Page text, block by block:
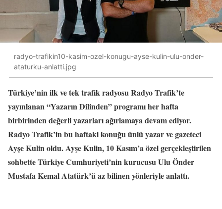
radyo-trafikin10-kasim-ozel-konugu-ayse-kulin-ulu-onder-
ataturku-anlatti.jpg
Türkiye’nin ilk ve tek trafik radyosu Radyo Trafik’te
yayınlanan “Yazarın Dilinden” programı her hafta
birbirinden değerli yazarları ağırlamaya devam ediyor.
Radyo Trafik’in bu haftaki konuğu ünlü yazar ve gazeteci
Ayşe Kulin oldu. Ayşe Kulin, 10 Kasım’a özel gerçekleştirilen
sohbette Türkiye Cumhuriyeti’nin kurucusu Ulu Önder
Mustafa Kemal Atatürk’ü az bilinen yönleriyle anlattı.